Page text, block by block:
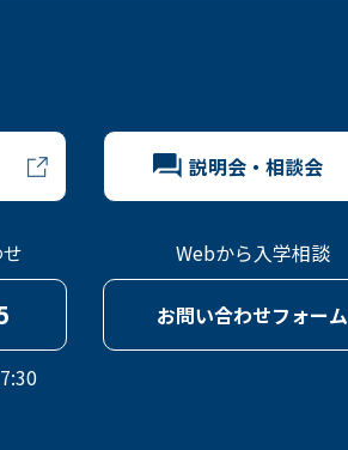
説明会・相談会
Webから入学相談
お問い合わせフォーム